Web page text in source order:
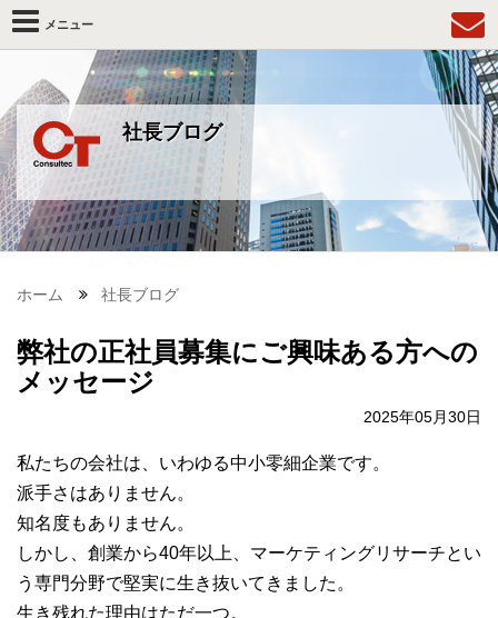
社長ブログ
メニュー
ホーム 社長ブログ
弊社の正社員募集にご興味ある方への
メッセージ
2025年05月30日
私たちの会社は、いわゆる中小零細企業です。
派手さはありません。
知名度もありません。
しかし、創業から40年以上、マーケティングリサーチとい
う専門分野で堅実に生き抜いてきました。
生き残れた理由はただ一つ。